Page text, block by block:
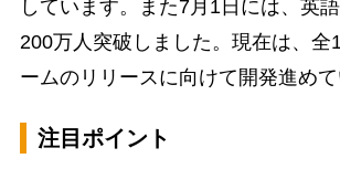
しています。また7月1日には、英
200万人突破しました。現在は、全
ームのリリースに向けて開発進めて
注目ポイント